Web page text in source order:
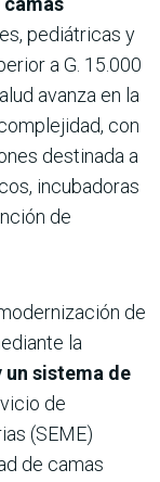
pediátricas y
a G. 15.000
avanza en la
con
destinada a
incubadoras
de
de
la
un sistema de
de
(SEME)
de camas